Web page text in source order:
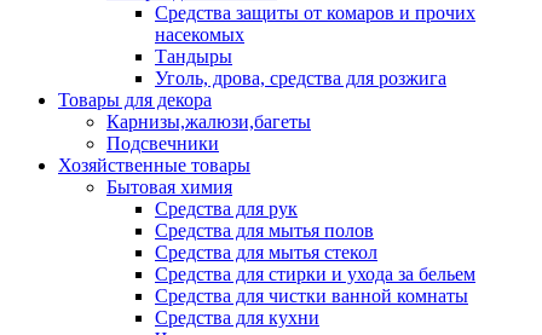
Средства защиты от комаров и прочих
насекомых
Тандыры
Уголь, дрова, средства для розжига
Товары для декора
Карнизы,жалюзи,багеты
Подсвечники
Хозяйственные товары
Бытовая химия
Средства для рук
Средства для мытья полов
Средства для мытья стекол
Средства для стирки и ухода за бельем
Средства для чистки ванной комнаты
Средства для кухни